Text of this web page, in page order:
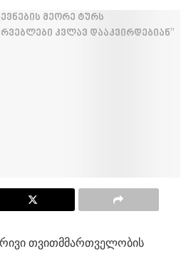
თვითმმართველობის